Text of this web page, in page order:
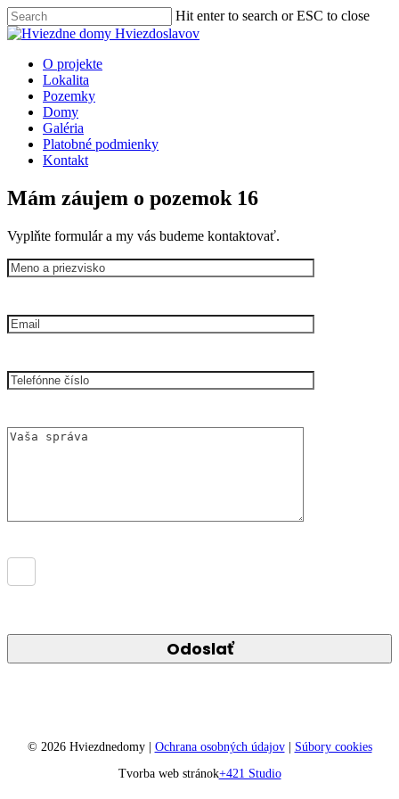
Skip
to
content
Hit enter to search or ESC to close
Close
Menu
O projekte
Lokalita
Pozemky
Domy
Galéria
Platobné podmienky
Kontakt
Mám záujem o pozemok 16
Vyplňte formulár a my vás budeme kontaktovať.
Odoslať
© 2026Hviezdnedomy | Ochrana osobných údajov| Súbory cookies
Tvorba web stránok+421 Studio